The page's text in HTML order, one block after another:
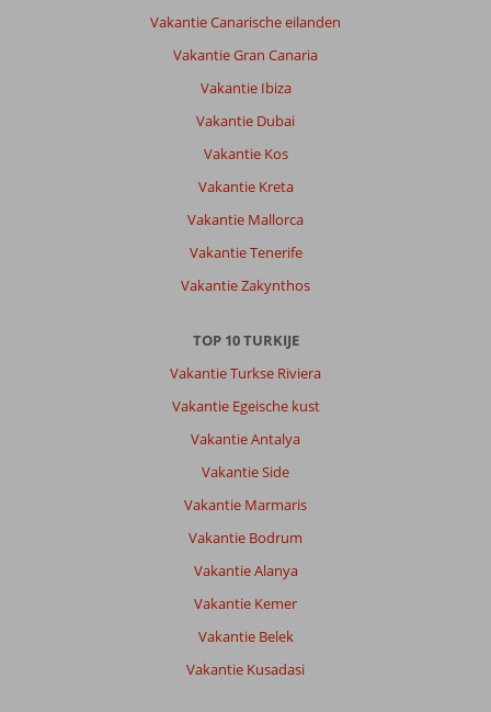
Vakantie Canarische eilanden
Vakantie Gran Canaria
Vakantie Ibiza
Vakantie Dubai
Vakantie Kos
Vakantie Kreta
Vakantie Mallorca
Vakantie Tenerife
Vakantie Zakynthos
TOP 10 TURKIJE
Vakantie Turkse Riviera
Vakantie Egeische kust
Vakantie Antalya
Vakantie Side
Vakantie Marmaris
Vakantie Bodrum
Vakantie Alanya
Vakantie Kemer
Vakantie Belek
Vakantie Kusadasi